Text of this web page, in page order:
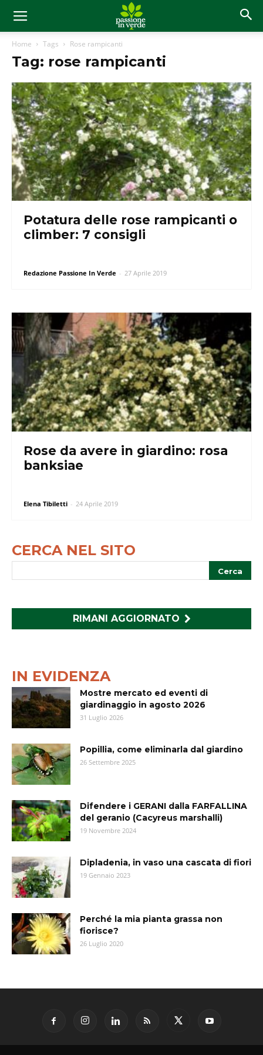
Home Tags Rose rampicanti
Tag: rose rampicanti
Potatura delle rose rampicanti o
climber: 7 consigli
Redazione Passione In Verde - 27 Aprile 2019
Rose da avere in giardino: rosa
banksiae
Elena Tibiletti - 24 Aprile 2019
CERCA NEL SITO
RIMANI AGGIORNATO
IN EVIDENZA
Mostre mercato ed eventi di
giardinaggio in agosto 2026
31 Luglio 2026
Popillia, come eliminarla dal giardino
26 Settembre 2025
Difendere i GERANI dalla FARFALLINA
del geranio (Cacyreus marshalli)
19 Novembre 2024
Dipladenia, in vaso una cascata di fiori
19 Gennaio 2023
Perché la mia pianta grassa non
fiorisce?
26 Luglio 2020